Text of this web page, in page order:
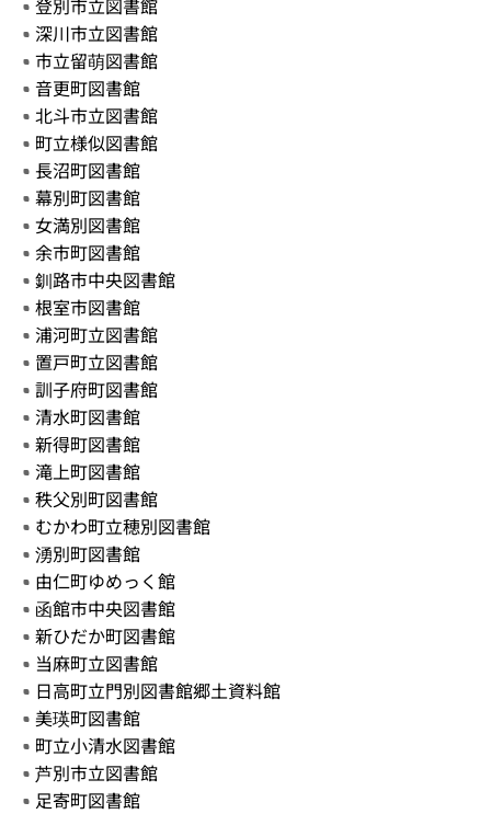
登別市立図書館
深川市立図書館
市立留萌図書館
音更町図書館
北斗市立図書館
町立様似図書館
長沼町図書館
幕別町図書館
女満別図書館
余市町図書館
釧路市中央図書館
根室市図書館
浦河町立図書館
置戸町立図書館
訓子府町図書館
清水町図書館
新得町図書館
滝上町図書館
秩父別町図書館
むかわ町立穂別図書館
湧別町図書館
由仁町ゆめっく館
函館市中央図書館
新ひだか町図書館
当麻町立図書館
日高町立門別図書館郷土資料館
美瑛町図書館
町立小清水図書館
芦別市立図書館
足寄町図書館